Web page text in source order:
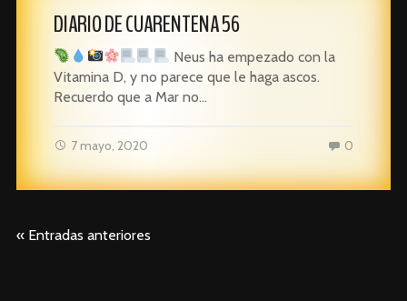
DIARIO DE CUARENTENA 56
Neus ha empezado con la
Vitamina D, y no parece que le haga ascos.
Recuerdo que a Mar no…
7 mayo, 2020 0
« Entradas anteriores